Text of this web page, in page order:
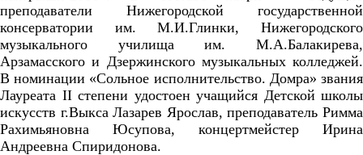
преподаватели Нижегородской государственной
консерватории им. М.И.Глинки, Нижегородского
музыкального училища им. М.А.Балакирева,
Арзамасского и Дзержинского музыкальных колледжей.
В номинации «Сольное исполнительство. Домра» звания
Лауреата IIстепени удостоен учащийся Детской школы
искусств г.Выкса Лазарев Ярослав, преподаватель Римма
Рахимьяновна Юсупова, концертмейстер Ирина
Андреевна Спиридонова.